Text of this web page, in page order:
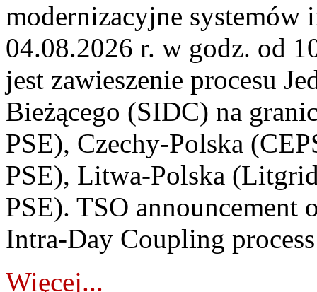
modernizacyjne
04.08.2026 r. w godz. od
jest zawieszenie procesu
Bieżącego (SIDC) na
PSE), Czechy-Polska
PSE), Litwa-Polska
PSE). TSO announcement
Intra-Day Coupling
Więcej...